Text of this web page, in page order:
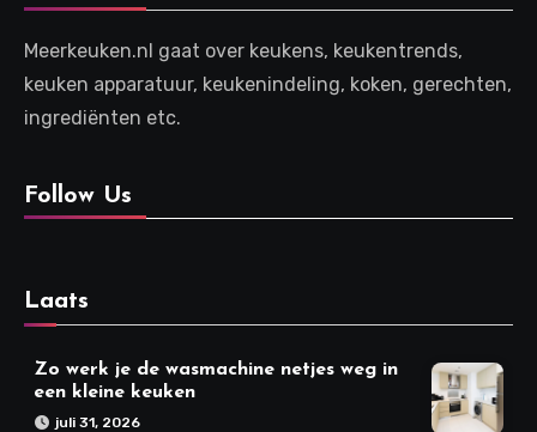
Meerkeuken.nl gaat over keukens, keukentrends,
keuken apparatuur, keukenindeling, koken, gerechten,
ingrediënten etc.
Follow Us
Laats
Zo werk je de wasmachine netjes weg in
een kleine keuken
juli 31, 2026